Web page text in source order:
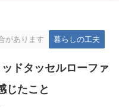
があります 暮らしの工夫
ドタッセルローファ
じたこと